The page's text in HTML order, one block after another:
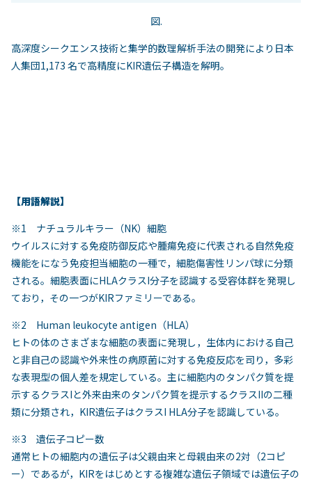
図.
高深度シークエンス技術と集学的数理解析手法の開発により日本
人集団1,173 名で高精度にKIR遺伝子構造を解明。
【用語解説】
※1 ナチュラルキラー（NK）細胞
ウイルスに対する免疫防御反応や腫瘍免疫に代表される自然免疫
機能をになう免疫担当細胞の一種で，細胞傷害性リンパ球に分類
される。細胞表面にHLAクラスI分子を認識する受容体群を発現し
ており，その一つがKIRファミリーである。
※2 Human leukocyte antigen（HLA）
ヒトの体のさまざまな細胞の表面に発現し，生体内における自己
と非自己の認識や外来性の病原菌に対する免疫反応を司り，多彩
な表現型の個人差を規定している。主に細胞内のタンパク質を提
示するクラスIと外来由来のタンパク質を提示するクラスIIの二種
類に分類され，KIR遺伝子はクラスI HLA分子を認識している。
※3 遺伝子コピー数
通常ヒトの細胞内の遺伝子は父親由来と母親由来の2対（2コピ
ー）であるが，KIRをはじめとする複雑な遺伝子領域では遺伝子の